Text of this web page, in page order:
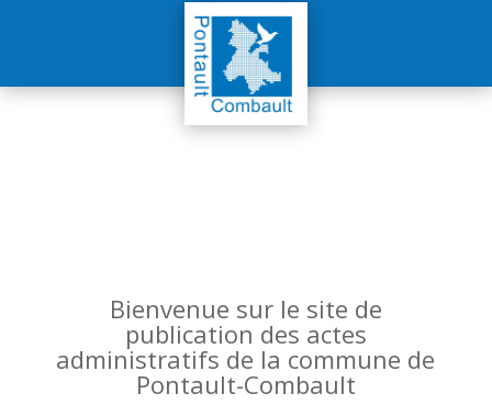
Bienvenue sur le site de
publication des actes
administratifs de la commune de
Pontault-Combault